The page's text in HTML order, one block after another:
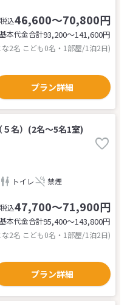
税込46,600～70,800円
基本代金合計93,200〜141,600円
な2名 こども0名・1部屋/1泊2日)
プラン詳細
５名）(2名～5名1室)
トイレ 禁煙
税込47,700～71,900円
基本代金合計95,400〜143,800円
な2名 こども0名・1部屋/1泊2日)
プラン詳細